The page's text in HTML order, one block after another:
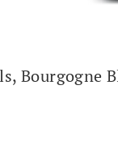
Bourgogne